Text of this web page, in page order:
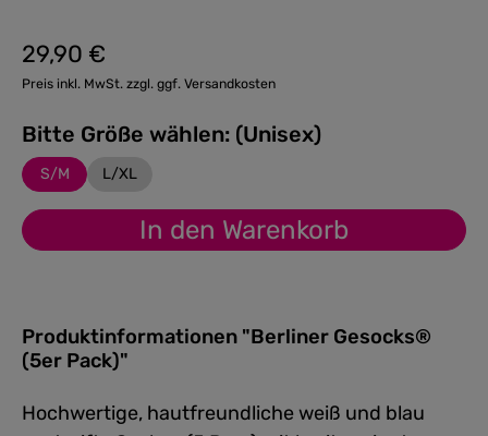
Regulärer Preis:
29,90 €
Preis inkl. MwSt. zzgl. ggf. Versandkosten
Bitte Größe wählen: (Unisex)
S/M L/XL
In den Warenkorb
Produktinformationen "Berliner Gesocks®
(5er Pack)"
Hochwertige, hautfreundliche weiß und blau